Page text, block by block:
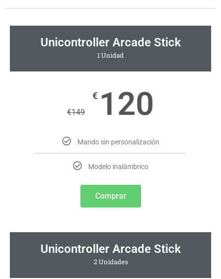
Unicontroller Arcade Stick
1 Unidad
€149
€ 120
Mando sin personalización
Modelo inalámbrico
Comprar
Unicontroller Arcade Stick
2 Unidades